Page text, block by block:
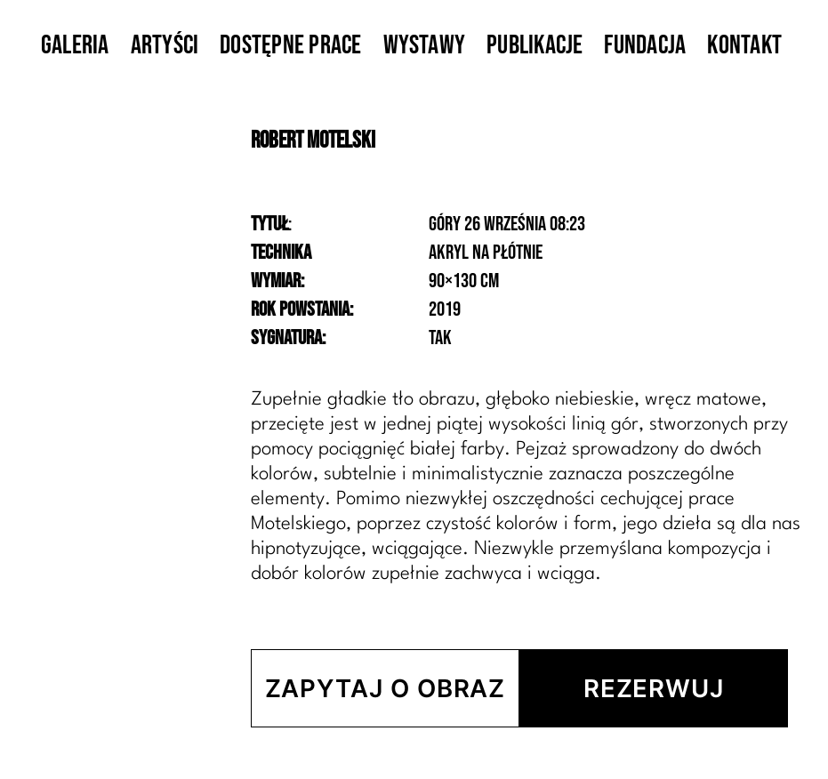
Galeria Artyści Dostępne prace Wystawy Publikacje Fundacja Kontakt
RobertMotelski
Tytuł:
Góry 26 września 08:23
Technika
akryl na płótnie
Wymiar:
90×130 cm
Rok powstania:
2019
Sygnatura:
tak
Zupełnie gładkie tło obrazu, głęboko niebieskie, wręcz matowe,
przecięte jest w jednej piątej wysokości linią gór, stworzonych przy
pomocy pociągnięć białej farby. Pejzaż sprowadzony do dwóch
kolorów, subtelnie i minimalistycznie zaznacza poszczególne
elementy. Pomimo niezwykłej oszczędności cechującej prace
Motelskiego, poprzez czystość kolorów i form, jego dzieła są dla nas
hipnotyzujące, wciągające. Niezwykle przemyślana kompozycja i
dobór kolorów zupełnie zachwyca i wciąga.
ZAPYTAJ O OBRAZ REZERWUJ